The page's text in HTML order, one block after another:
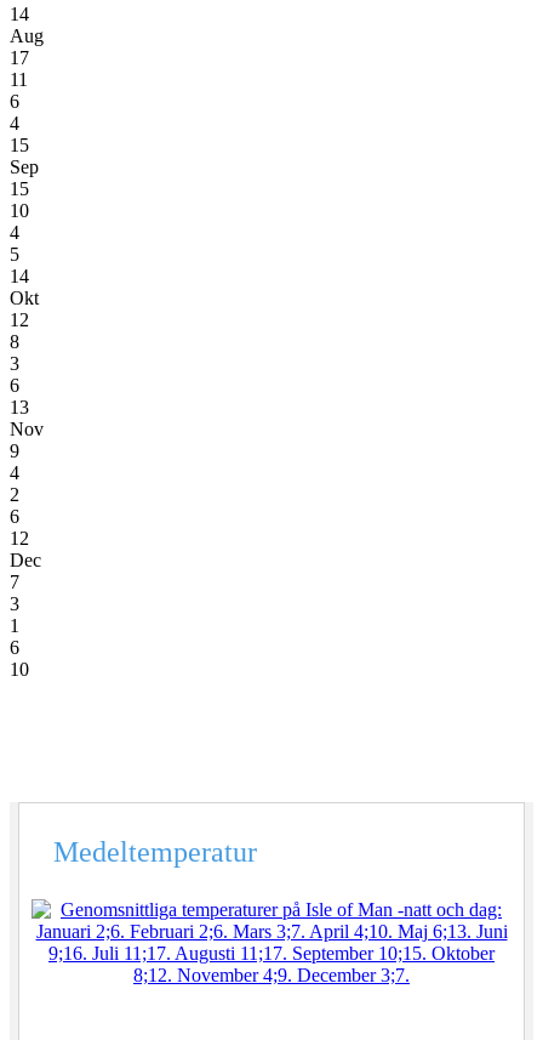
14
Aug
17
11
6
4
15
Sep
15
10
4
5
14
Okt
12
8
3
6
13
Nov
9
4
2
6
12
Dec
7
3
1
6
10
Medeltemperatur